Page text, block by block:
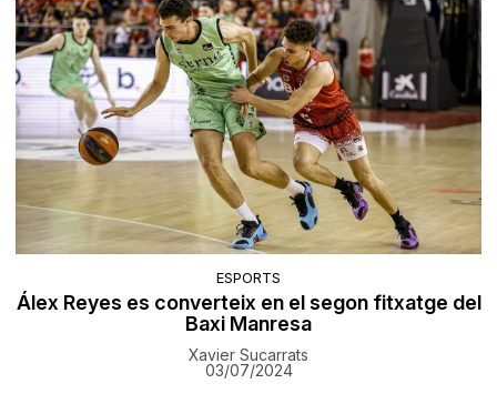
ESPORTS
Álex Reyes es converteix en el segon fitxatge del
Baxi Manresa
Xavier Sucarrats
03/07/2024